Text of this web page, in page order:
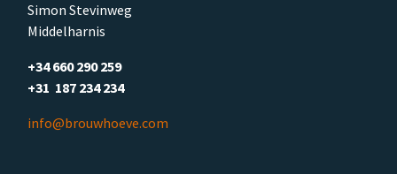
Simon Stevinweg
Middelharnis
+34 660 290 259
+31 187 234 234
info@brouwhoeve.com